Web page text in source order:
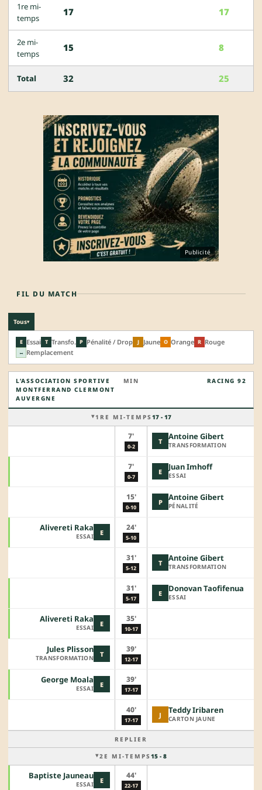
1re mi-
temps
17 17
2e mi-
temps
15 8
Total 32 25
Publicité
FIL DU MATCH
Tous▾
E Essai T Transfo. P Pénalité / Drop J Jaune O Orange R Rouge
↔ Remplacement
L’ASSOCIATION SPORTIVE
MONTFERRAND CLERMONT
AUVERGNE
MIN RACING 92
1RE MI-TEMPS 17 - 17
7'
0-2
T Antoine Gibert
TRANSFORMATION
7'
0-7
E Juan Imhoff
ESSAI
15'
0-10
P Antoine Gibert
PÉNALITÉ
E
Alivereti Raka
ESSAI
24'
5-10
31'
5-12
T Antoine Gibert
TRANSFORMATION
31'
5-17
E Donovan Taofifenua
ESSAI
E
Alivereti Raka
ESSAI
35'
10-17
T
Jules Plisson
TRANSFORMATION
39'
12-17
E
George Moala
ESSAI
39'
17-17
40'
17-17
J Teddy Iribaren
CARTON JAUNE
REPLIER
2E MI-TEMPS 15 - 8
E
Baptiste Jauneau
ESSAI
44'
22-17